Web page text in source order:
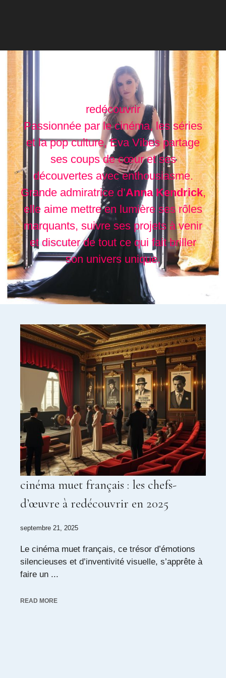
redécouvrir
Passionnée par le cinéma, les séries
et la pop culture, Eva Vibes partage
ses coups de cœur et ses
découvertes avec enthousiasme.
Grande admiratrice d’Anna Kendrick,
elle aime mettre en lumière ses rôles
marquants, suivre ses projets à venir
et discuter de tout ce qui fait briller
son univers unique.
cinéma muet français : les chefs-
d’œuvre à redécouvrir en 2025
septembre 21, 2025
Le cinéma muet français, ce trésor d’émotions
silencieuses et d’inventivité visuelle, s’apprête à
faire un ...
READ MORE